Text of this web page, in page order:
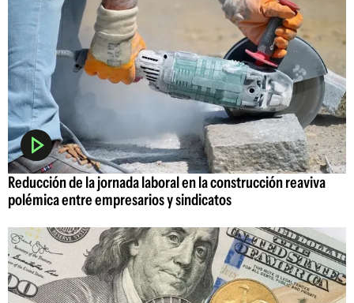
Reducción de la jornada laboral en la construcción reaviva
polémica entre empresarios y sindicatos